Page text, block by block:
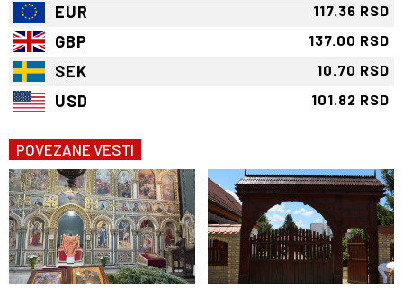
EUR 117.36 RSD
GBP 137.00 RSD
SEK 10.70 RSD
USD 101.82 RSD
POVEZANE VESTI